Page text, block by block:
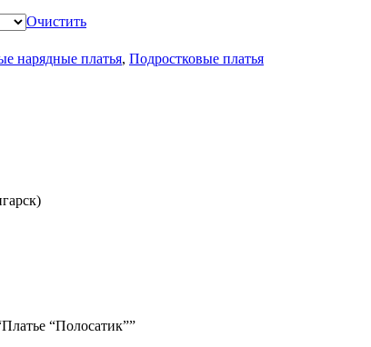
Очистить
нарядные платья, Подростковые платья
“Полосатик””